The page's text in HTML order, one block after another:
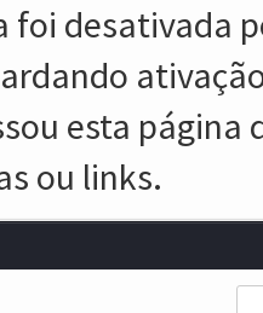
foi desativada
esta
ou links.